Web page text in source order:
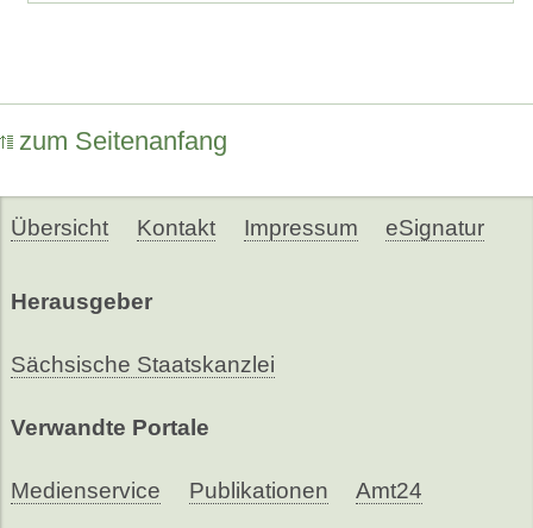
zum Seitenanfang
Übersicht Kontakt Impressum eSignatur
Herausgeber
Sächsische Staatskanzlei
Verwandte Portale
Medienservice Publikationen Amt24